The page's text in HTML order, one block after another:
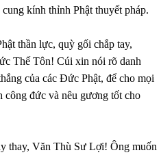
kính thỉnh Phật thuyết pháp.
thần lực, quỳ gối chắp tay,
Thế Tôn! Cúi xin nói rõ danh
của các Đức Phật, để cho mọi
công đức và nêu gương tốt cho
thay, Văn Thù Sư Lợi! Ông muốn